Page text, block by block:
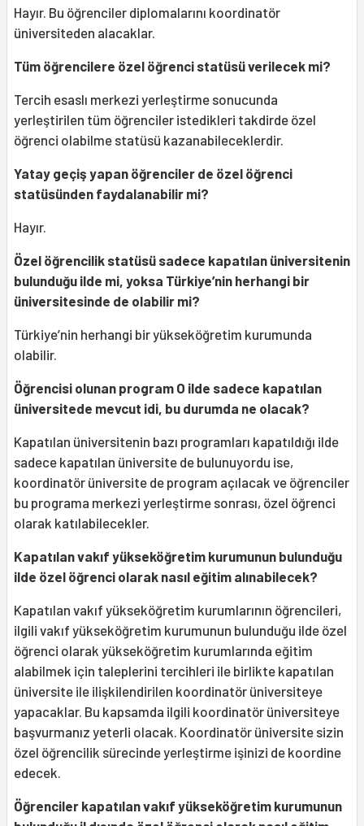
Hayır. Bu öğrenciler diplomalarını koordinatör
üniversiteden alacaklar.
Tüm öğrencilere özel öğrenci statüsü verilecek mi?
Tercih esaslı merkezi yerleştirme sonucunda
yerleştirilen tüm öğrenciler istedikleri takdirde özel
öğrenci olabilme statüsü kazanabileceklerdir.
Yatay geçiş yapan öğrenciler de özel öğrenci
statüsünden faydalanabilir mi?
Hayır.
Özel öğrencilik statüsü sadece kapatılan üniversitenin
bulunduğu ilde mi, yoksa Türkiye’nin herhangi bir
üniversitesinde de olabilir mi?
Türkiye’nin herhangi bir yükseköğretim kurumunda
olabilir.
Öğrencisi olunan program O ilde sadece kapatılan
üniversitede mevcut idi, bu durumda ne olacak?
Kapatılan üniversitenin bazı programları kapatıldığı ilde
sadece kapatılan üniversite de bulunuyordu ise,
koordinatör üniversite de program açılacak ve öğrenciler
bu programa merkezi yerleştirme sonrası, özel öğrenci
olarak katılabilecekler.
Kapatılan vakıf yükseköğretim kurumunun bulunduğu
ilde özel öğrenci olarak nasıl eğitim alınabilecek?
Kapatılan vakıf yükseköğretim kurumlarının öğrencileri,
ilgili vakıf yükseköğretim kurumunun bulunduğu ilde özel
öğrenci olarak yükseköğretim kurumlarında eğitim
alabilmek için taleplerini tercihleri ile birlikte kapatılan
üniversite ile ilişkilendirilen koordinatör üniversiteye
yapacaklar. Bu kapsamda ilgili koordinatör üniversiteye
başvurmanız yeterli olacak. Koordinatör üniversite sizin
özel öğrencilik sürecinde yerleştirme işinizi de koordine
edecek.
Öğrenciler kapatılan vakıf yükseköğretim kurumunun